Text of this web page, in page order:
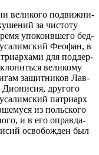
ве­ли­ко­го по­движ­ни­
за чи­сто­ту
упо­ко­ив­ше­го бед­
Фе­о­фан, в
для под­дер­
ве­ли­ко­му
за­щит­ни­ков Лав­
дру­го­го
пат­ри­арх
из поль­ско­го
и в его оправ­да­
осво­бож­ден был